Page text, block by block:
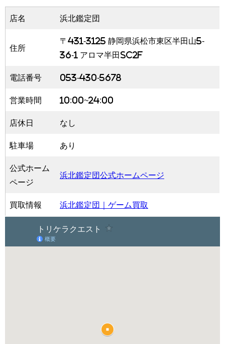
店名 浜北鑑定団
住所
〒431-3125 静岡県浜松市東区半田山5-
36-1 アロマ半田SC2F
電話番号 053-430-5678
営業時間 10:00~24:00
店休日 なし
駐車場 あり
公式ホーム
ページ
浜北鑑定団公式ホームページ
買取情報 浜北鑑定団｜ゲーム買取